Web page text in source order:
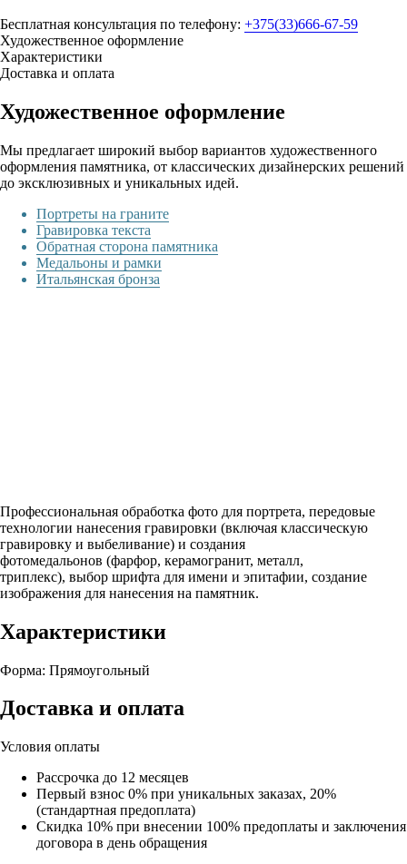
Бесплатная консультация по телефону: +375(33)666-67-59
Художественное оформление
Характеристики
Доставка и оплата
Художественное оформление
Мы предлагает широкий выбор вариантов художественного
оформления памятника, от классических дизайнерских решений
до эксклюзивных и уникальных идей.
Портреты на граните
Гравировка текста
Обратная сторона памятника
Медальоны и рамки
Итальянская бронза
Профессиональная обработка фото для портрета, передовые
технологии нанесения гравировки (включая классическую
гравировку и выбеливание) и создания
фотомедальонов (фарфор, керамогранит, металл,
триплекс), выбор шрифта для имени и эпитафии, создание
изображения для нанесения на памятник.
Характеристики
Форма: Прямоугольный
Доставка и оплата
Условия оплаты
Рассрочка до 12 месяцев
Первый взнос 0% при уникальных заказах, 20%
(стандартная предоплата)
Скидка 10% при внесении 100% предоплаты и заключения
договора в день обращения